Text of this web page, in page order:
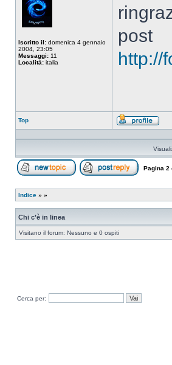
Iscritto il: domenica 4 gennaio
2004, 23:05
Messaggi: 11
Località: italia
post
http://
Top
Pagina 2
Indice » »
Chi c’è in linea
Visitano il forum: Nessuno e 0 ospiti
Cerca per: